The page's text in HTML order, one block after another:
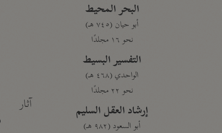
البحر المحيط
أبو حيان (٧٤٥ هـ)
نحو ١٦ مجلدًا
التفسير البسيط
الواحدي (٤٦٨ هـ)
نحو ٢٢ مجلدًا
إرشاد العقل السليم
أبو السعود (٩٨٢ هـ)
آثار